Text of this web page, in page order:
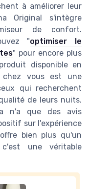
à améliorer leur
Original s'intègre
de confort.
"optimiser le
" pour encore plus
disponible en
vous est une
qui recherchent
de leurs nuits.
n'a que des avis
sur l'expérience
bien plus qu'un
une véritable